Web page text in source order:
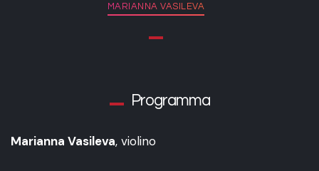
MARIANNA VASILEVA
Programma
Marianna Vasileva, violino